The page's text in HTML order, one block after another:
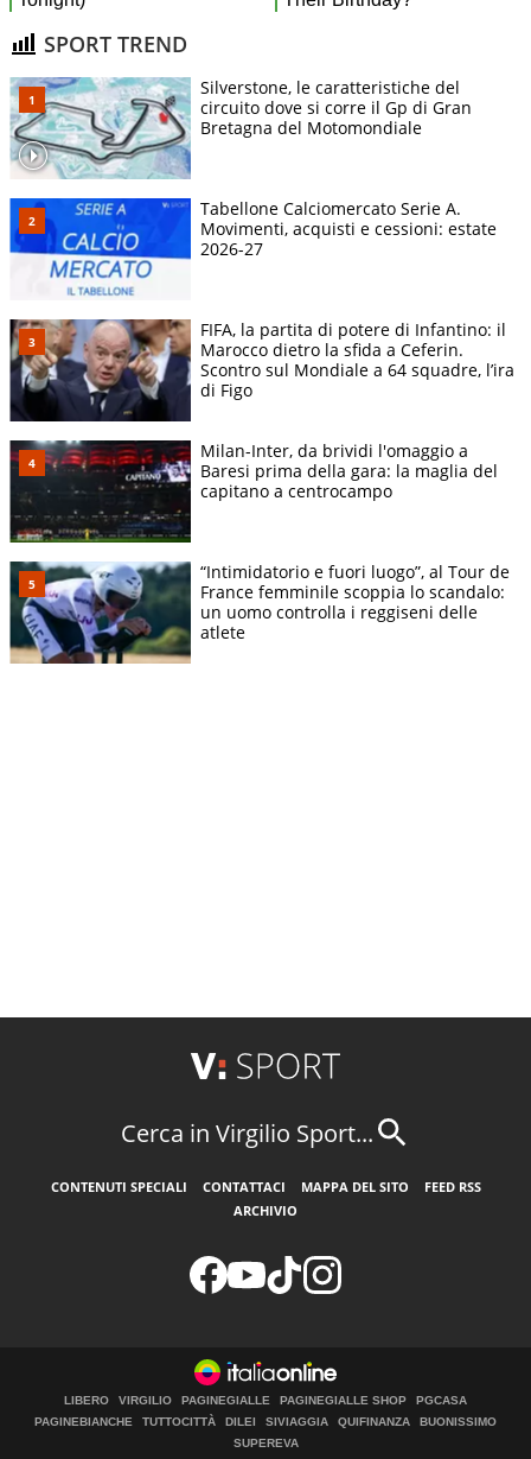
SPORT TREND
Silverstone, le caratteristiche del
circuito dove si corre il Gp di Gran
Bretagna del Motomondiale
Tabellone Calciomercato Serie A.
Movimenti, acquisti e cessioni: estate
2026-27
FIFA, la partita di potere di Infantino: il
Marocco dietro la sfida a Ceferin.
Scontro sul Mondiale a 64 squadre, l’ira
di Figo
Milan-Inter, da brividi l'omaggio a
Baresi prima della gara: la maglia del
capitano a centrocampo
“Intimidatorio e fuori luogo”, al Tour de
France femminile scoppia lo scandalo:
un uomo controlla i reggiseni delle
atlete
Cerca in Virgilio Sport...
CONTENUTI SPECIALI CONTATTACI MAPPA DEL SITO
FEED RSS
ARCHIVIO
LIBERO VIRGILIO PAGINEGIALLE PAGINEGIALLE SHOP
PGCASA
PAGINEBIANCHE
TUTTOCITTÀ DILEI SIVIAGGIA QUIFINANZA
BUONISSIMO
SUPEREVA